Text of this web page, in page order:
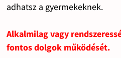
adhatsz a gyermekeknek.
Alkalmilag vagy
fontos dolgok működését.